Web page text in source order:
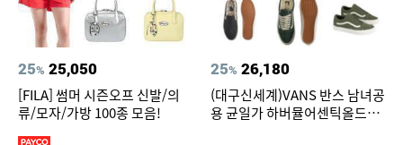
25% 25,050
[FILA] 썸머 시즌오프 신발/의
류/모자/가방 100종 모음!
25% 26,180
(대구신세계)VANS 반스 남녀공
용 균일가 하버뮬어센틱올드스